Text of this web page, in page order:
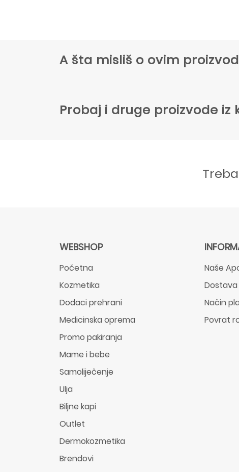
A šta misliš o ovim
Probaj i druge proizvode iz
WEBSHOP
Početna
Kozmetika
Dodaci prehrani
Medicinska oprema
Promo pakiranja
Mame i bebe
Samoliječenje
Ulja
Biljne kapi
Outlet
Dermokozmetika
Brendovi
Naše
Dostava
Način
Povrat